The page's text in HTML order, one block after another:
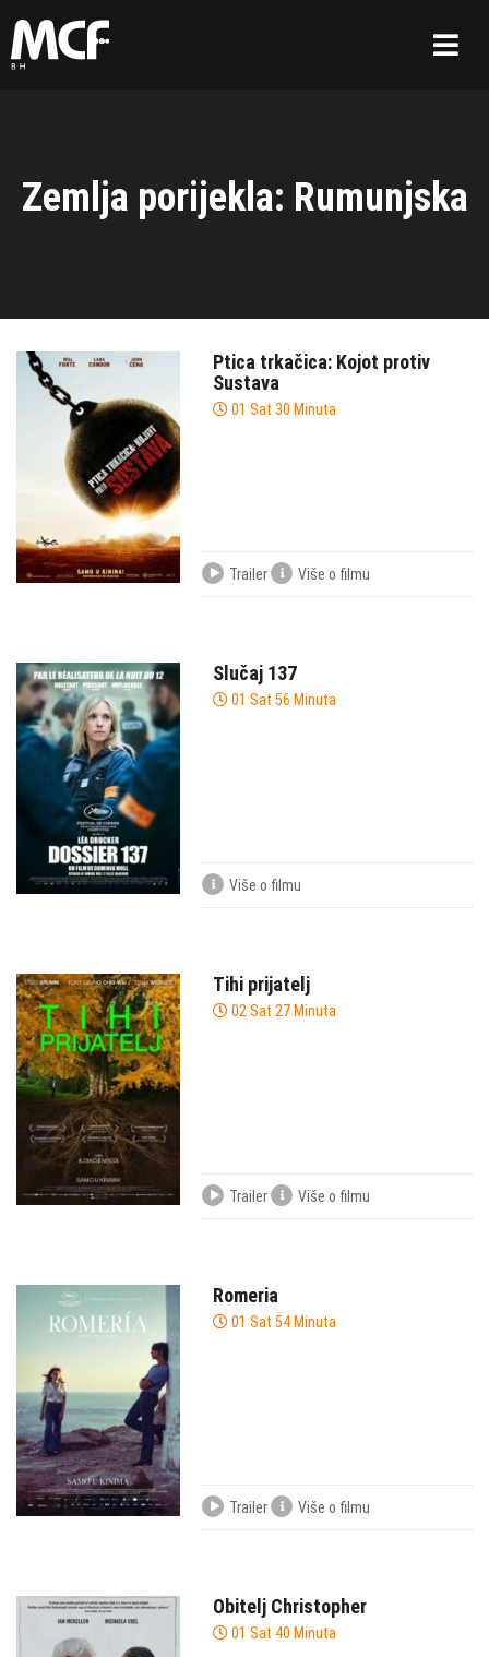
Zemlja porijekla: Rumunjska
Ptica trkačica: Kojot protiv
Sustava
01 Sat 30 Minuta
Trailer Više o filmu
Slučaj 137
01 Sat 56 Minuta
Više o filmu
Tihi prijatelj
02 Sat 27 Minuta
Trailer Više o filmu
Romeria
01 Sat 54 Minuta
Trailer Više o filmu
Obitelj Christopher
01 Sat 40 Minuta